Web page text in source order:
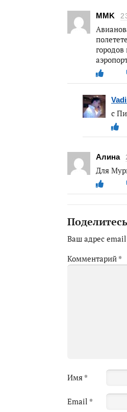
MMK
с
Алина
Для
Ваш адрес
Комментарий *
Имя *
Email *